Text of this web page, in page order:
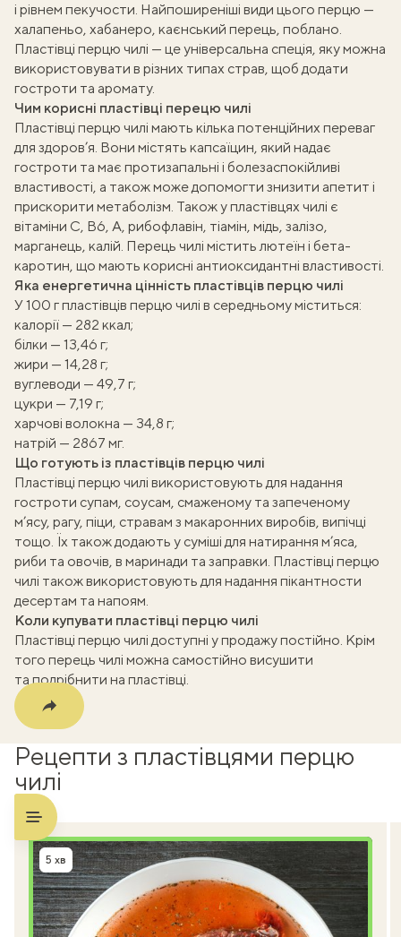
і рівнем пекучости. Найпоширеніші види цього перцю —
халапеньо, хабанеро, каєнський перець, поблано.
Пластівці перцю чилі — це універсальна спеція, яку можна
використовувати в різних типах страв, щоб додати
гостроти та аромату.
Чим корисні пластівці перецю чилі
Пластівці перцю чилі мають кілька потенційних переваг
для здоров’я. Вони містять капсаїцин, який надає
гостроти та має протизапальні і болезаспокійливі
властивості, а також може допомогти знизити апетит і
прискорити метаболізм. Також у пластівцях чилі є
вітаміни С, B6, A, рибофлавін, тіамін, мідь, залізо,
марганець, калій. Перець чилі містить лютеїн і бета-
каротин, що мають корисні антиоксидантні властивості.
Яка енергетична цінність пластівців перцю чилі
У 100 г пластівців перцю чилі в середньому міститься:
калорії — 282 ккал;
білки — 13,46 г;
жири — 14,28 г;
вуглеводи — 49,7 г;
цукри — 7,19 г;
харчові волокна — 34,8 г;
натрій — 2867 мг.
Що готують із пластівців перцю чилі
Пластівці перцю чилі використовують для надання
гостроти супам, соусам, смаженому та запеченому
м’ясу, рагу, піци, стравам з макаронних виробів, випічці
тощо. Їх також додають у суміші для натирання м’яса,
риби та овочів, в маринади та заправки. Пластівці перцю
чилі також використовують для надання пікантности
десертам та напоям.
Коли купувати пластівці перцю чилі
Пластівці перцю чилі доступні у продажу постійно. Крім
того перець чилі можна самостійно висушити
та подрібнити на пластівці.
Рецепти з пластівцями перцю
чилі
Час приготування
5 хв